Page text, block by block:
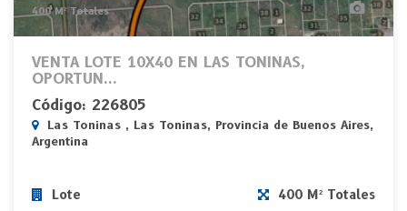
400 M² Totales 1
VENTA LOTE 10X40 EN LAS TONINAS,
OPORTUN...
Código: 226805
Las Toninas , Las Toninas, Provincia de Buenos Aires,
Argentina
Lote 400 M² Totales